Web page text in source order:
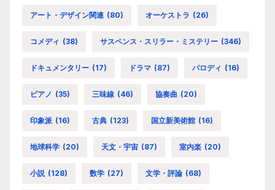
アート・デザイン関連 (80) オーケストラ (26)
コメディ (38) サスペンス・スリラー・ミステリー (346)
ドキュメンタリー (17) ドラマ (87) パロディ (16)
ピアノ (35) 三味線 (46) 協奏曲 (20)
印象派 (16) 古典 (123) 国立新美術館 (16)
地球科学 (20) 天文・宇宙 (87) 室内楽 (20)
小説 (128) 数学 (27) 文学・評論 (68)